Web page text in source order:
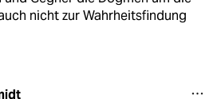
nicht zur Wahrheitsfindung